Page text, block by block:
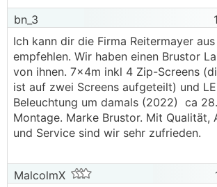
bn_3
Ich kann dir die Firma Reitermayer
empfehlen. Wir haben einen Brustor
von ihnen. 7x4m inkl 4 Zip-Screens
ist auf zwei Screens aufgeteilt) und
Beleuchtung um damals (2022) ca
Montage. Marke Brustor. Mit Qualität,
und Service sind wir sehr zufrieden.
MalcolmX